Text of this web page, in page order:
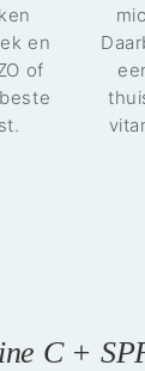
en
of
C +